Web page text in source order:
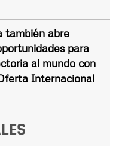
también abre
para
al mundo con
Internacional